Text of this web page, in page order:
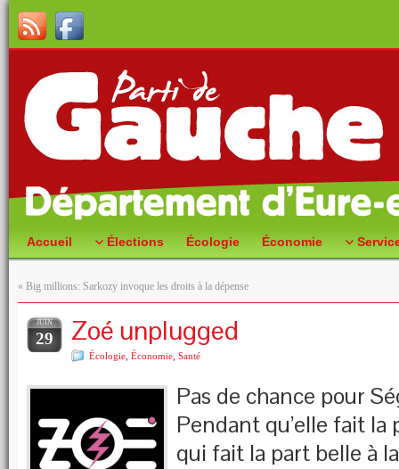
Accueil Élections Écologie Économie
« Big millions: Sarkozy invoque les droits à la dépense
JUIN
29 Zoé unplugged
Écologie Économie Santé
Pas de chance pour
Pendant qu’elle fait
qui fait la part belle à